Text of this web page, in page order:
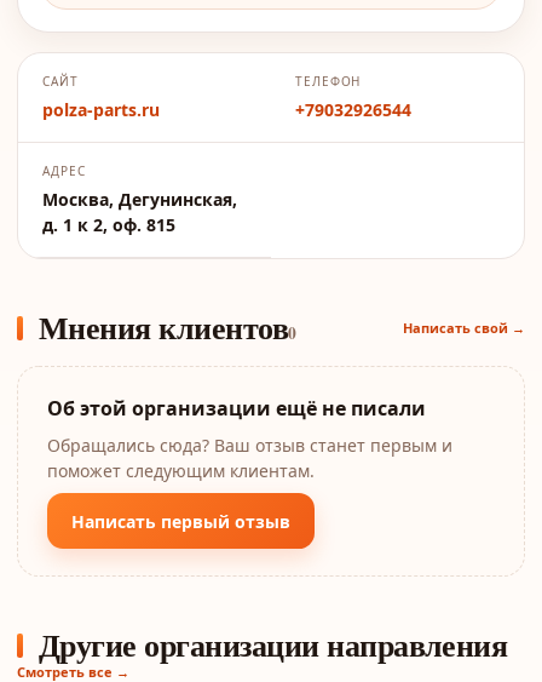
САЙТ
polza-parts.ru
ТЕЛЕФОН
+79032926544
АДРЕС
Москва, Дегунинская,
д. 1 к 2, оф. 815
Мнения клиентов0 Написать свой →
Об этой организации ещё не писали
Обращались сюда? Ваш отзыв станет первым и
поможет следующим клиентам.
Написать первый отзыв
Другие организации направления
Смотреть все →